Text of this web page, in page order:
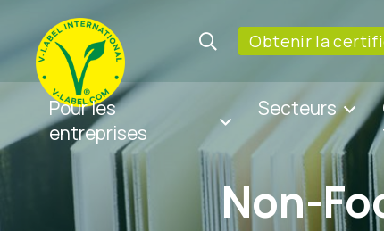
Obtenir la
Pour les
entreprises
Secteurs
Non-